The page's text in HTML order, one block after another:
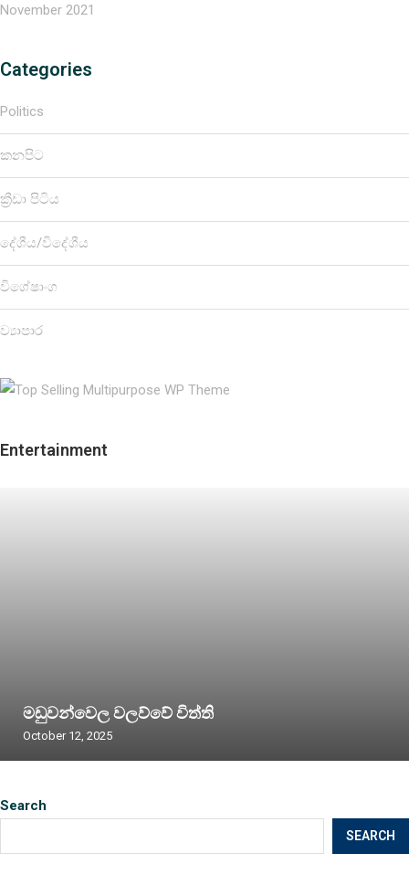
Search
SEARCH
November 2021
Categories
Politics
කනපිට
ක්‍රීඩා පිටිය
දේශීය/විදේශීය
විශේෂාංග
ව්‍යාපාර
Entertainment
මඩුවන්වෙල වලව්වේ විත්ති
October 12, 2025